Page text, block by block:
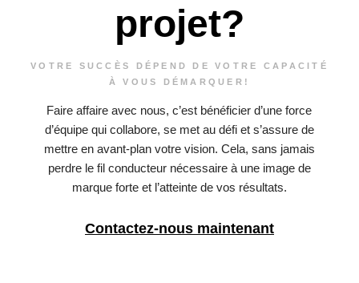
projet?
VOTRE SUCCÈS DÉPEND DE VOTRE CAPACITÉ
À VOUS DÉMARQUER!
Faire affaire avec nous, c’est bénéficier d’une force
d’équipe qui collabore, se met au défi et s’assure de
mettre en avant-plan votre vision. Cela, sans jamais
perdre le fil conducteur nécessaire à une image de
marque forte et l’atteinte de vos résultats.
Contactez-nous maintenant